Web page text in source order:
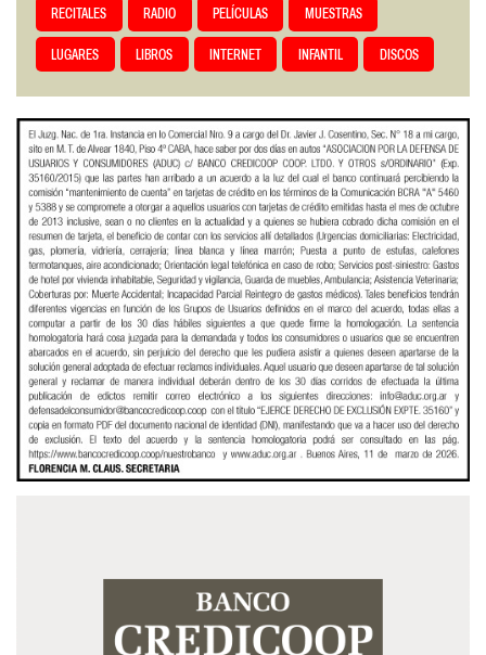
RECITALES RADIO PELÍCULAS MUESTRAS
LUGARES LIBROS INTERNET INFANTIL DISCOS